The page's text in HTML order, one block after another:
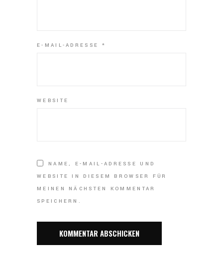
E-MAIL-ADRESSE *
WEBSITE
NAME, E-MAIL-ADRESSE UND
WEBSITE IN DIESEM BROWSER FÜR
MEINEN NÄCHSTEN KOMMENTAR
SPEICHERN.